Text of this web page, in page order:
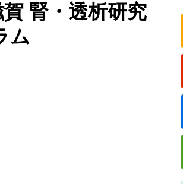
腎・透析研究
ム